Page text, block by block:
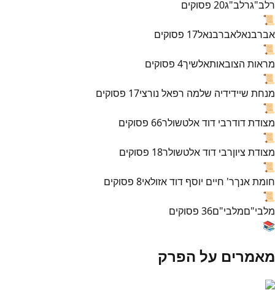
רלב"גרלב"ג20 פסוקים
📜
אברבנאלאברבנאל17 פסוקים
📜
מראות הצובאותאלשיך4 פסוקים
📜
מנחת שיידידיה שלמה רפאל נורצי17 פסוקים
📜
מצודת דודרבי דוד אלטשולר66 פסוקים
📜
מצודת ציוןרבי דוד אלטשולר18 פסוקים
📜
חומת אנךר' חיים יוסף דוד אזולאי8 פסוקים
📜
מלבי"םמלבי"ם36 פסוקים
📚
מאמרים על הפרק